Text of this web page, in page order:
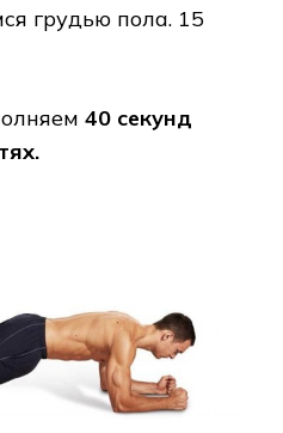
грудью пола. 15
40 секунд